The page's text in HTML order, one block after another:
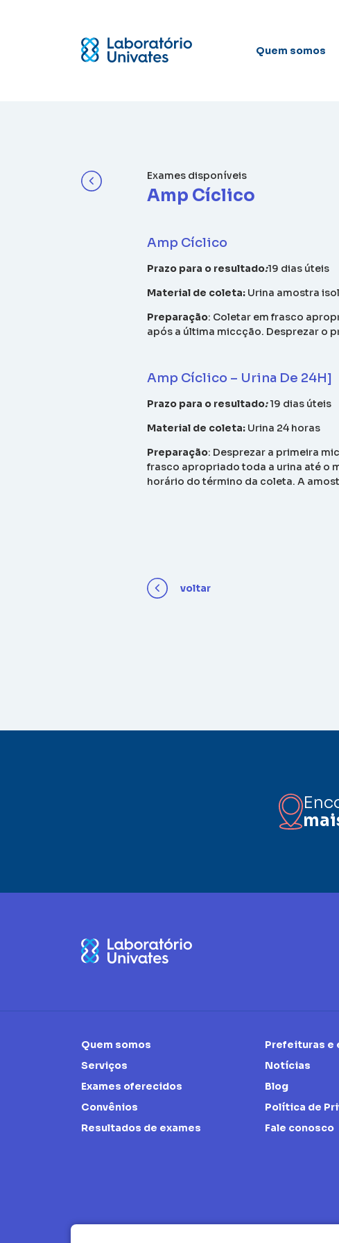
Quem somos
Exames disponíveis
Amp Cíclico
Amp Cíclico
Prazo para o resultado:19 dias úteis
Material de coleta: Urina amostra
Preparação: Coletar em frasco
após a última miccção. Desprezar o
Amp Cíclico – Urina De 24H]
Prazo para o resultado:19 dias úteis
Material de coleta: Urina 24 horas
Preparação: Desprezar a primeira
frasco apropriado toda a urina até o
horário do término da coleta. A
voltar
Quem somos
Serviços
Exames oferecidos
Convênios
Resultados de exames
Prefeituras e
Notícias
Blog
Política de
Fale conosco